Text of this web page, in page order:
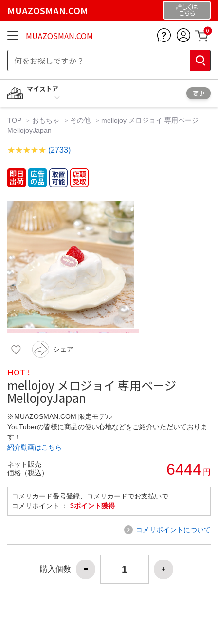
MUAZOSMAN.COM 詳しくは
こちら
MUAZOSMAN.COM 0
マイストア
変更
TOP おもちゃ その他
mellojoy メロジョイ 専用ページ
MellojoyJapan
(2733)
シェア
HOT !
mellojoy メロジョイ 専用ページ
MellojoyJapan
※MUAZOSMAN.COM 限定モデル
YouTuberの皆様に商品の使い心地などをご紹介いただいておりま
す！
紹介動画はこちら
ネット販売
価格（税込）
6444 円
コメリカード番号登録、コメリカードでお支払いで
コメリポイント ： 3ポイント獲得
コメリポイントについて
購入個数